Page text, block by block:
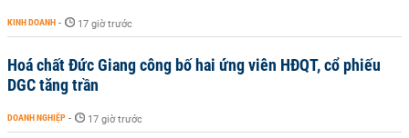
KINH DOANH - 17 giờ trước
Hoá chất Đức Giang công bố hai ứng viên HĐQT, cổ phiếu
DGC tăng trần
DOANH NGHIỆP - 17 giờ trước